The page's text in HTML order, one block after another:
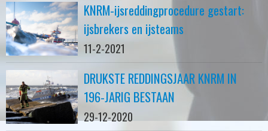
KNRM-ijsreddingprocedure gestart:
ijsbrekers en ijsteams
11-2-2021
DRUKSTE REDDINGSJAAR KNRM IN
196-JARIG BESTAAN
29-12-2020